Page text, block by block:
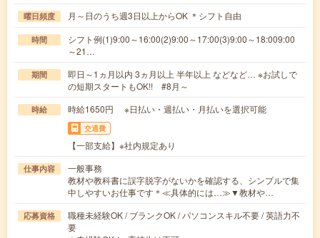
曜日頻度 月～日のうち週3日以上からOK ＊シフト自由
時間
シフト例(1)9:00～16:00(2)9:00～17:00(3)9:00～18:009:00
～21…
期間
即日～1ヵ月以内 3ヵ月以上 半年以上 などなど… ※お試しで
の短期スタートもOK!! #8月～
時給 時給1650円 ※日払い・週払い・月払いを選択可能
交通費
【一部支給】※社内規定あり
仕事内容
一般事務
教材や教科書に誤字脱字がないかを確認する、シンプルで集
中しやすいお仕事です＊≪具体的には…≫▼教材や…
応募資格
職種未経験OK / ブランクOK / パソコンスキル不要 / 英語力不
要